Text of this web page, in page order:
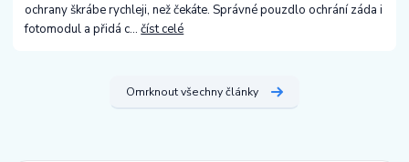
ochrany škrábe rychleji, než čekáte. Správné pouzdlo ochrání záda i
fotomodul a přidá c...číst celé
Omrknout všechny články